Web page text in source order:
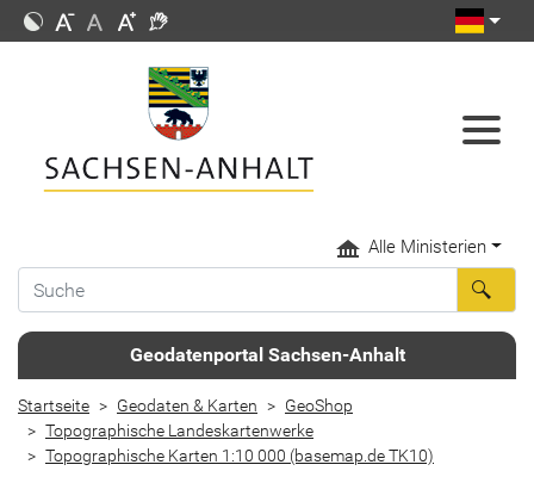
Alle Ministerien
Geodatenportal Sachsen-Anhalt
Startseite Geodaten & Karten
GeoShop
Topographische Landeskartenwerke
Topographische Karten 1:10 000 (basemap.de TK10)